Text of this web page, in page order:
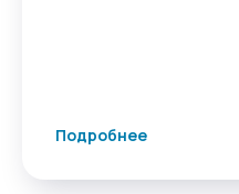
Подробнее